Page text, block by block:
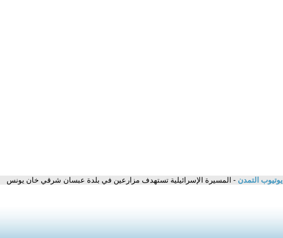
يوتيوب التمدن - المسيرة الإسرائيلية تستهدف مزارعين في بلدة عبسان شرقي خان يونس